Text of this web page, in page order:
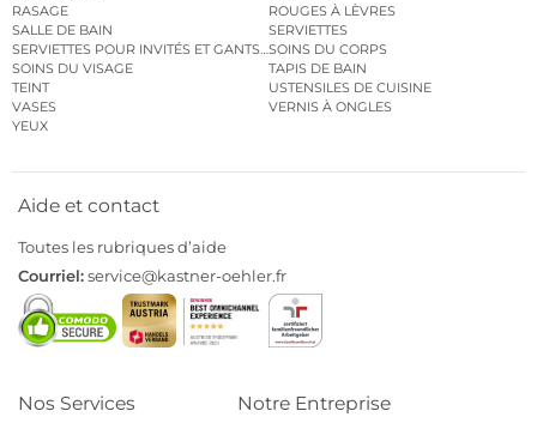
RASAGE
ROUGES À LÈVRES
SALLE DE BAIN
SERVIETTES
SERVIETTES POUR INVITÉS ET GANTS DE TOILETTE
SOINS DU CORPS
SOINS DU VISAGE
TAPIS DE BAIN
TEINT
USTENSILES DE CUISINE
VASES
VERNIS À ONGLES
YEUX
Aide et contact
Toutes les rubriques d’aide
Courriel:service@kastner-oehler.fr
Nos Services Notre Entreprise